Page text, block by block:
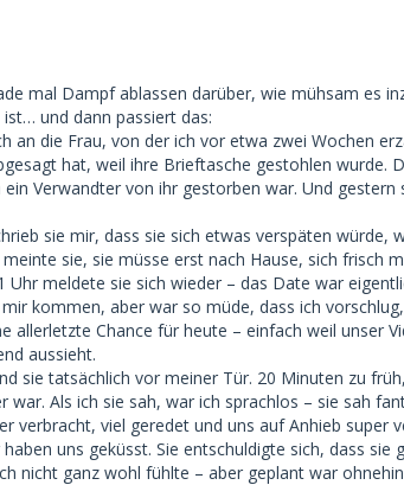
mal Dampf ablassen darüber, wie mühsam es
und dann passiert das:
an die Frau, von der ich vor etwa zwei Wochen
hat, weil ihre Brieftasche gestohlen wurde.
ein Verwandter von ihr gestorben war. Und
sie mir, dass sie sich etwas verspäten würde,
sie, sie müsse erst nach Hause, sich frisch
Uhr meldete sie sich wieder – das Date war
kommen, aber war so müde, dass ich
allerletzte Chance für heute – einfach weil unser
aussieht.
sie tatsächlich vor meiner Tür. 20 Minuten zu
war. Als ich sie sah, war ich sprachlos – sie sah
verbracht, viel geredet und uns auf Anhieb super
uns geküsst. Sie entschuldigte sich, dass sie
nicht ganz wohl fühlte – aber geplant war